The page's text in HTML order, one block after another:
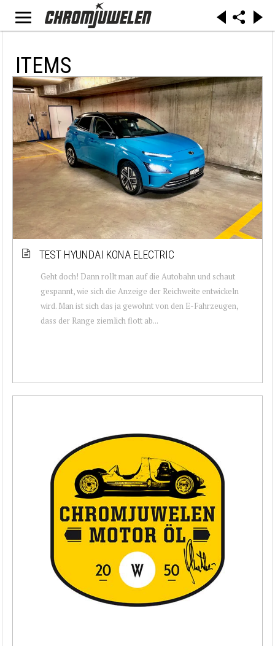
ITEMS
TEST HYUNDAI KONA ELECTRIC
Geht doch! Dann rollt man auf die Autobahn und schaut
gespannt, wie sich die Anzeige der Reichweite entwickeln
wird. Man ist sich das ja gewohnt von den E-Fahrzeugen,
dass der Range ziemlich flott ab...